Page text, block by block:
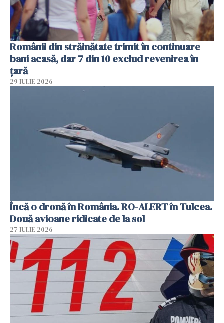
Românii din străinătate trimit în continuare
bani acasă, dar 7 din 10 exclud revenirea în
țară
29 IULIE 2026
Încă o dronă în România. RO-ALERT în Tulcea.
Două avioane ridicate de la sol
27 IULIE 2026